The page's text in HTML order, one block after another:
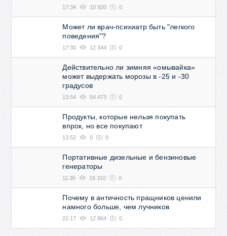
17:34 10 920 0
Может ли врач-психиатр быть "легкого
поведения"?
17:30 12 344 0
Действительно ли зимняя «омывайка»
может выдержать морозы в -25 и -30
градусов
13:54 54 473 0
Продукты, которые нельзя покупать
впрок, но все покупают
13:52 0 0
Портативные дизельные и бензиновые
генераторы
11:36 18 310 0
Почему в античность пращников ценили
намного больше, чем лучников
21:17 12 864 0